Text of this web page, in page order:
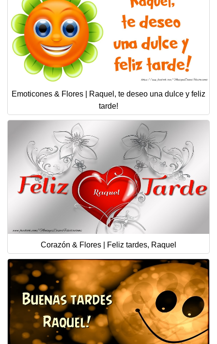
Emoticones & Flores | Raquel, te deseo una dulce y feliz
tarde!
Corazón & Flores | Feliz tardes, Raquel